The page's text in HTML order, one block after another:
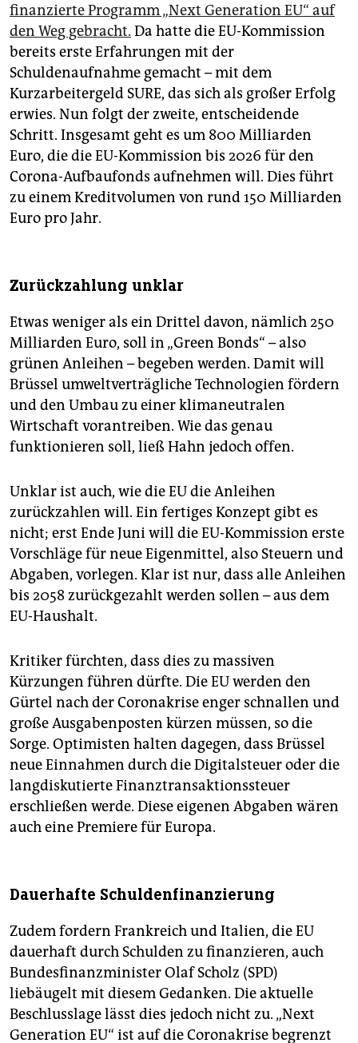
finanzierte Programm „Next Generation EU“ auf
den Weg gebracht. Da hatte die EU-Kommission
bereits erste Erfahrungen mit der
Schuldenaufnahme gemacht – mit dem
Kurzarbeitergeld SURE, das sich als großer Erfolg
erwies. Nun folgt der zweite, entscheidende
Schritt. Insgesamt geht es um 800 Milliarden
Euro, die die EU-Kommission bis 2026 für den
Corona-Aufbaufonds aufnehmen will. Dies führt
zu einem Kreditvolumen von rund 150 Milliarden
Euro pro Jahr.
Zurückzahlung unklar
Etwas weniger als ein Drittel davon, nämlich 250
Milliarden Euro, soll in „Green Bonds“ – also
grünen Anleihen – begeben werden. Damit will
Brüssel umweltverträgliche Technologien fördern
und den Umbau zu einer klimaneutralen
Wirtschaft vorantreiben. Wie das genau
funktionieren soll, ließ Hahn jedoch offen.
Unklar ist auch, wie die EU die Anleihen
zurückzahlen will. Ein fertiges Konzept gibt es
nicht; erst Ende Juni will die EU-Kommission erste
Vorschläge für neue Eigenmittel, also Steuern und
Abgaben, vorlegen. Klar ist nur, dass alle Anleihen
bis 2058 zurückgezahlt werden sollen – aus dem
EU-Haushalt.
Kritiker fürchten, dass dies zu massiven
Kürzungen führen dürfte. Die EU werden den
Gürtel nach der Coronakrise enger schnallen und
große Ausgabenposten kürzen müssen, so die
Sorge. Optimisten halten dagegen, dass Brüssel
neue Einnahmen durch die Digitalsteuer oder die
langdiskutierte Finanztransaktionssteuer
erschließen werde. Diese eigenen Abgaben wären
auch eine Premiere für Europa.
Dauerhafte Schuldenfinanzierung
Zudem fordern Frankreich und Italien, die EU
dauerhaft durch Schulden zu finanzieren, auch
Bundesfinanzminister Olaf Scholz (SPD)
liebäugelt mit diesem Gedanken. Die aktuelle
Beschlusslage lässt dies jedoch nicht zu. „Next
Generation EU“ ist auf die Coronakrise begrenzt